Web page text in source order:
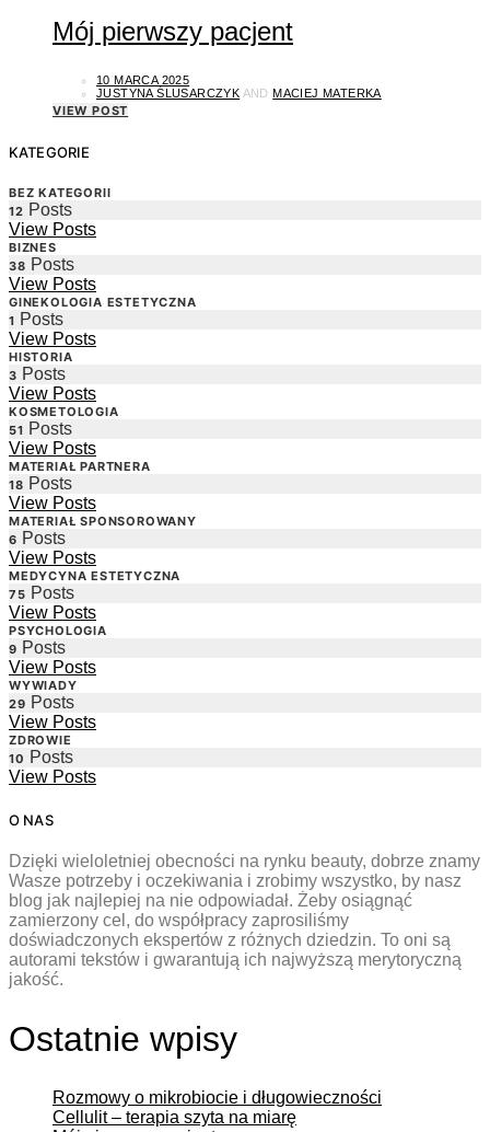
Mój pierwszy pacjent
10 MARCA 2025
JUSTYNA ŚLUSARCZYK AND MACIEJ MATERKA
VIEW POST
KATEGORIE
BEZ KATEGORII
12 Posts
View Posts
BIZNES
38 Posts
View Posts
GINEKOLOGIA ESTETYCZNA
1 Posts
View Posts
HISTORIA
3 Posts
View Posts
KOSMETOLOGIA
51 Posts
View Posts
MATERIAŁ PARTNERA
18 Posts
View Posts
MATERIAŁ SPONSOROWANY
6 Posts
View Posts
MEDYCYNA ESTETYCZNA
75 Posts
View Posts
PSYCHOLOGIA
9 Posts
View Posts
WYWIADY
29 Posts
View Posts
ZDROWIE
10 Posts
View Posts
O NAS
Dzięki wieloletniej obecności na rynku beauty, dobrze znamy
Wasze potrzeby i oczekiwania i zrobimy wszystko, by nasz
blog jak najlepiej na nie odpowiadał. Żeby osiągnąć
zamierzony cel, do współpracy zaprosiliśmy
doświadczonych ekspertów z różnych dziedzin. To oni są
autorami tekstów i gwarantują ich najwyższą merytoryczną
jakość.
Ostatnie wpisy
Rozmowy o mikrobiocie i długowieczności
Cellulit – terapia szyta na miarę